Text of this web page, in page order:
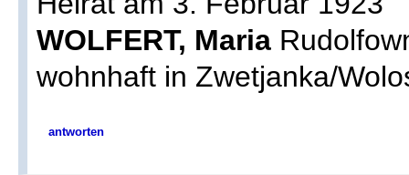
WOLFERT, Maria
wohnhaft in Zwetjanka/
antworten